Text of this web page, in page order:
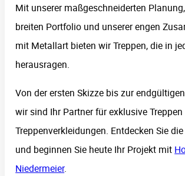
Mit unserer maßgeschneiderten
breiten Portfolio und unserer engen
mit Metallart bieten wir Treppen, die in
herausragen.
Von der ersten Skizze bis zur
wir sind Ihr Partner für exklusive Treppen
Treppenverkleidungen. Entdecken Sie
und beginnen Sie heute Ihr Projekt mit
Niedermeier.